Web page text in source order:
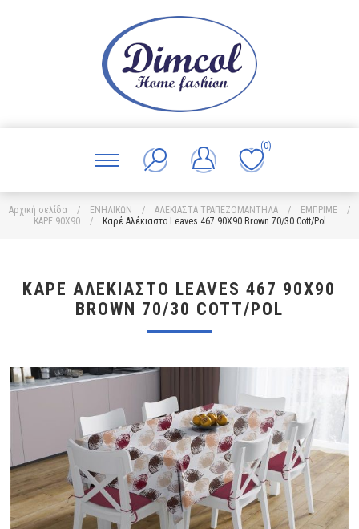
(0)
Αρχική σελίδα / ΕΝΗΛΙΚΩΝ / ΑΛΕΚΙΑΣΤΑ ΤΡΑΠΕΖΟΜΑΝΤΗΛΑ / ΕΜΠΡΙΜΕ
/
ΚΑΡΕ 90X90
/ Καρέ Αλέκιαστο Leaves 467 90X90 Brown 70/30 Cott/Pol
ΚΑΡΈ ΑΛΈΚΙΑΣΤΟ LEAVES 467 90X90
BROWN 70/30 COTT/POL